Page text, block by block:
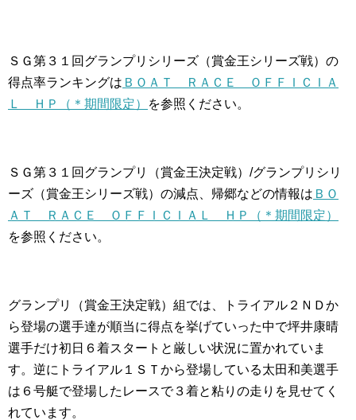
ＳＧ第３１回グランプリシリーズ（賞金王シリーズ戦）の
得点率ランキングは ＢＯＡＴ ＲＡＣＥ ＯＦＦＩＣＩＡ
Ｌ ＨＰ（＊期間限定）
を参照ください。
ＳＧ第３１回グランプリ（賞金王決定戦）/グランプリシリ
ーズ（賞金王シリーズ戦）の減点、帰郷などの情報は ＢＯ
ＡＴ ＲＡＣＥ ＯＦＦＩＣＩＡＬ ＨＰ（＊期間限定）
を参照ください。
グランプリ（賞金王決定戦）組では、トライアル２ＮＤか
ら登場の選手達が順当に得点を挙げていった中で坪井康晴
選手だけ初日６着スタートと厳しい状況に置かれていま
す。逆にトライアル１ＳＴから登場している太田和美選手
は６号艇で登場したレースで３着と粘りの走りを見せてく
れています。